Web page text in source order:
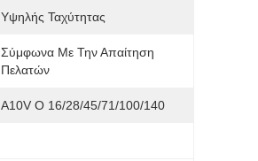
Υψηλής Ταχύτητας
Σύμφωνα Με Την Απαίτηση
Πελατών
A10V Ο 16/28/45/71/100/140